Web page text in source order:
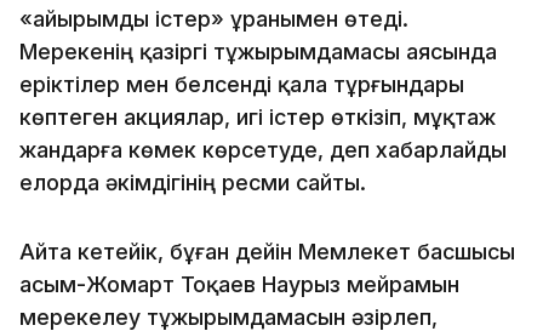
«Қайырымды істер» ұранымен өтеді.
Мерекенің қазіргі тұжырымдамасы аясында
еріктілер мен белсенді қала тұрғындары
көптеген акциялар, игі істер өткізіп, мұқтаж
жандарға көмек көрсетуде, деп хабарлайды
елорда әкімдігінің ресми сайты.
Айта кетейік, бұған дейін Мемлекет басшысы
Қасым-Жомарт Тоқаев Наурыз мейрамын
мерекелеу тұжырымдамасын әзірлеп,